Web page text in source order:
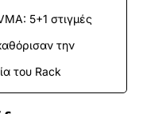
5+1 στιγμές
την
του Rack